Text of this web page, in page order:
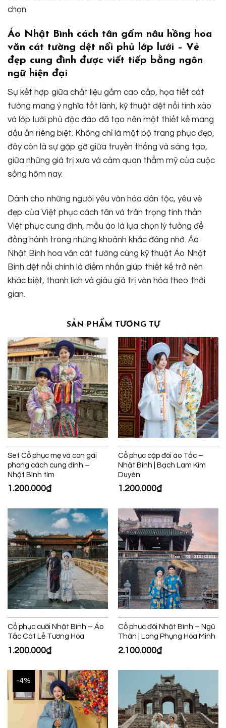
chọn.
Áo Nhật Bình cách tân gấm nâu hồng hoa
văn cát tường dệt nổi phủ lớp lưới – Vẻ
đẹp cung đình được viết tiếp bằng ngôn
ngữ hiện đại
Sự kết hợp giữa chất liệu gấm cao cấp, họa tiết cát
tường mang ý nghĩa tốt lành, kỹ thuật dệt nổi tinh xảo
và lớp lưới phủ độc đáo đã tạo nên một thiết kế mang
dấu ấn riêng biệt. Không chỉ là một bộ trang phục đẹp,
đây còn là sự gặp gỡ giữa truyền thống và sáng tạo,
giữa những giá trị xưa và cảm quan thẩm mỹ của cuộc
sống hôm nay.
Dành cho những người yêu văn hóa dân tộc, yêu vẻ
đẹp của Việt phục cách tân và trân trọng tinh thần
Việt phục cung đình, mẫu áo là lựa chọn lý tưởng để
đồng hành trong những khoảnh khắc đáng nhớ. Áo
Nhật Bình hoa văn cát tường cùng kỹ thuật Áo Nhật
Bình dệt nổi chính là điểm nhấn giúp thiết kế trở nên
khác biệt, thanh lịch và giàu giá trị văn hóa theo thời
gian.
SẢN PHẨM TƯƠNG TỰ
Set Cổ phục mẹ và con gái
phong cách cung đình –
Nhật Bình tím
1.200.000₫
Cổ phục cặp đôi áo Tấc –
Nhật Bình | Bạch Lam Kim
Duyên
1.200.000₫
Cổ phục cưới Nhật Bình – Áo
Tấc Cát Lễ Tương Hòa
1.200.000₫
Cổ phục đôi Nhật Bình – Ngũ
Thân | Long Phụng Hòa Minh
2.100.000₫
-4%